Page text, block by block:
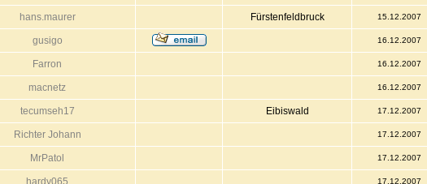
hans.maurer Fürstenfeldbruck 15.12.2007
gusigo 16.12.2007
Farron 16.12.2007
macnetz 16.12.2007
tecumseh17 Eibiswald 17.12.2007
Richter Johann 17.12.2007
MrPatol 17.12.2007
hardy065 17.12.2007